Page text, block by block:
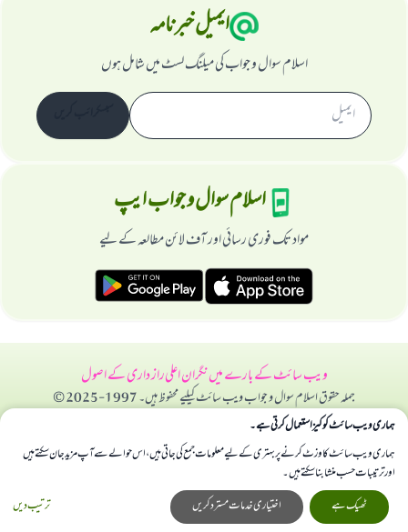
ایمیل خبرنامہ
اسلام سوال و جواب کی میلنگ لسٹ میں شامل ہوں
اسلام سوال و جواب ایپ
مواد تک فوری رسائی اور آف لائن مطالعہ کے لیے
ویب سائٹ کے بارے میںنگران اعلیراز داری کے اصول
جملہ حقوق اسلام سوال و جواب ویب سائٹ کیلیے محفوظ ہیں۔ 1997-2025 ©
ہماری ویب سائٹ کوکیز استعمال کرتی ہے۔
ہماری ویب سائٹ کا وزٹ کرنے پر بہتری کے لیے معلومات جمع کی جاتی ہیں، اس حوالے سے آپ مزید جان سکتے ہیں
اور ترتیبات حسب منشا بنا سکتے ہیں۔
ترتیب دیں
اختیاری خدمات مسترد کریں ٹھیک ہے